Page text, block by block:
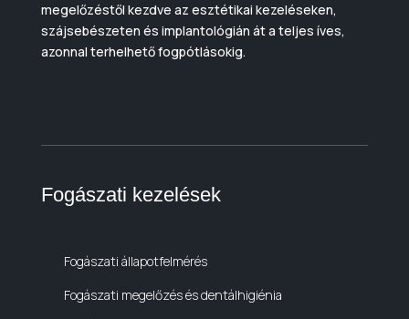
megelőzéstől kezdve az esztétikai kezeléseken,
szájsebészeten és implantológián át a teljes íves,
azonnal terhelhető fogpótlásokig.
Fogászati kezelések
Fogászati állapotfelmérés
Fogászati megelőzés és dentálhigiénia